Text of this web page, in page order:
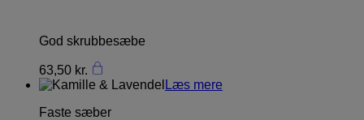
God skrubbesæbe
63,50 kr.
Læs mere
Faste sæber